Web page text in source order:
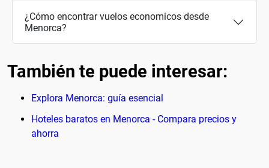
¿Cómo encontrar vuelos economicos desde
Menorca?
También te puede interesar:
Explora Menorca: guía esencial
Hoteles baratos en Menorca - Compara precios y
ahorra